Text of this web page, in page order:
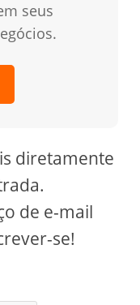
seus
diretamente
de e-mail
se!